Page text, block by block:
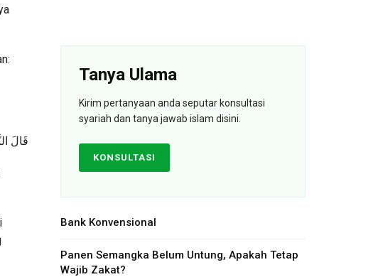
قَالَ
Tanya Ulama
Kirim pertanyaan anda seputar konsultasi
syariah dan tanya jawab islam disini.
KONSULTASI
Bank Konvensional
Panen Semangka Belum Untung, Apakah Tetap
Wajib Zakat?